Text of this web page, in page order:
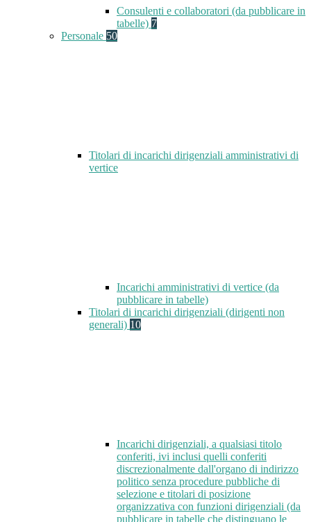
Consulenti e collaboratori (da pubblicare in
tabelle) 7
Personale 50
Titolari di incarichi dirigenziali amministrativi di
vertice
Incarichi amministrativi di vertice (da
pubblicare in tabelle)
Titolari di incarichi dirigenziali (dirigenti non
generali) 10
Incarichi dirigenziali, a qualsiasi titolo
conferiti, ivi inclusi quelli conferiti
discrezionalmente dall'organo di indirizzo
politico senza procedure pubbliche di
selezione e titolari di posizione
organizzativa con funzioni dirigenziali (da
pubblicare in tabelle che distinguano le